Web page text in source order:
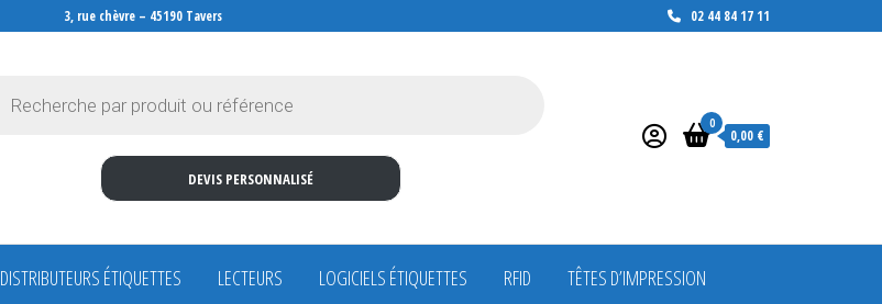
3, rue chèvre – 45190 Tavers 02 44 84 17 11
DEVIS PERSONNALISÉ
0
0,00 €
DISTRIBUTEURS ÉTIQUETTES LECTEURS LOGICIELS ÉTIQUETTES RFID TÊTES D’IMPRESSION